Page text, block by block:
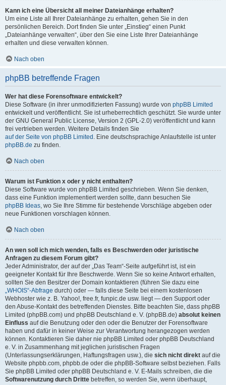
Kann ich eine Übersicht all meiner Dateianhänge erhalten?
Um eine Liste all Ihrer Dateianhänge zu erhalten, gehen Sie in den
persönlichen Bereich. Dort finden Sie unter „Einstieg“ einen Punkt
„Dateianhänge verwalten“, über den Sie eine Liste Ihrer Dateianhänge
erhalten und diese verwalten können.
Nach oben
phpBB betreffende Fragen
Wer hat diese Forensoftware entwickelt?
Diese Software (in ihrer unmodifizierten Fassung) wurde von phpBB Limited
entwickelt und veröffentlicht. Sie ist urheberrechtlich geschützt. Sie wurde unter
der GNU General Public License, Version 2 (GPL-2.0) veröffentlicht und kann
frei vertrieben werden. Weitere Details finden Sie
auf der Seite von phpBB Limited . Eine deutschsprachige Anlaufstelle ist unter
phpBB.de zu finden.
Nach oben
Warum ist Funktion x oder y nicht enthalten?
Diese Software wurde von phpBB Limited geschrieben. Wenn Sie denken,
dass eine Funktion implementiert werden sollte, dann besuchen Sie
phpBB Ideas, wo Sie Ihre Stimme für bestehende Vorschläge abgeben oder
neue Funktionen vorschlagen können.
Nach oben
An wen soll ich mich wenden, falls es Beschwerden oder juristische
Anfragen zu diesem Forum gibt?
Jeder Administrator, der auf der „Das Team“-Seite aufgeführt ist, ist ein
geeigneter Kontakt für Ihre Beschwerde. Wenn Sie so keine Antwort erhalten,
sollten Sie den Besitzer der Domain kontaktieren (führen Sie dazu eine
„WHOIS“-Abfrage durch) oder — falls diese Seite bei einem kostenlosen
Webhoster wie z. B. Yahoo!, free.fr, funpic.de usw. liegt — den Support oder
den Abuse-Kontakt des betreffenden Dienstes. Bitte beachten Sie, dass phpBB
Limited (phpBB.com) und phpBB Deutschland e. V. (phpBB.de) absolut keinen
Einfluss auf die Benutzung oder den oder die Benutzer der Forensoftware
haben und dafür in keiner Weise zur Verantwortung herangezogen werden
können. Kontaktieren Sie daher nie phpBB Limited oder phpBB Deutschland
e. V. in Zusammenhang mit jeglichen juristischen Fragen
(Unterlassungserklärungen, Haftungsfragen usw.), die sich nicht direkt auf die
Website phpbb.com, phpbb.de oder die phpBB-Software selbst beziehen. Falls
Sie phpBB Limited oder phpBB Deutschland e. V. E-Mails schreiben, die die
Softwarenutzung durch Dritte betreffen, so werden Sie, wenn überhaupt,